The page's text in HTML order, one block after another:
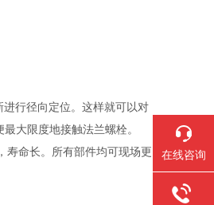
行径向定位。这样就可以对
大限度地接触法兰螺栓。
寿命长。所有部件均可现场更
在线咨询